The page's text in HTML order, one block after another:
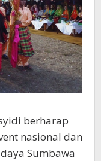
berharap
nasional dan
Sumbawa